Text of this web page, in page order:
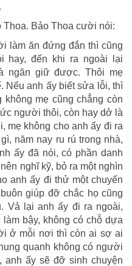
Thoa. Bảo Thoa cười nói:
làm ăn đứng đắn thì cũng
hay, đến khi ra ngoài lại
ngăn giữ được. Thôi mẹ
Nếu anh ấy biết sửa lỗi, thì
mẹ cũng chẳng còn
người thôi, còn hay dở là
mẹ không cho anh ấy đi ra
năm nay ru rú trong nhà,
ấy đã nói, có phần danh
nghĩ kỹ, bỏ ra một nghìn
anh ấy đi thử một chuyến
giúp đỡ chắc họ cũng
Vả lại anh ấy đi ra ngoài,
bậy, không có chỗ dựa
ở mỗi nơi thì còn ai sợ ai
quanh không có người
anh ấy sẽ đỡ sinh chuyện